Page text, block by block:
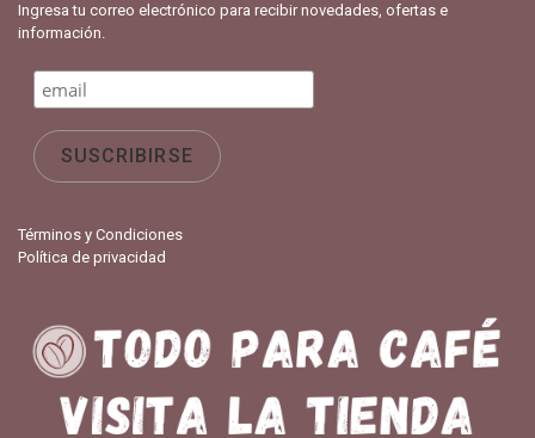
Ingresa tu correo electrónico para recibir novedades, ofertas e
información.
Términos y Condiciones
Política de privacidad